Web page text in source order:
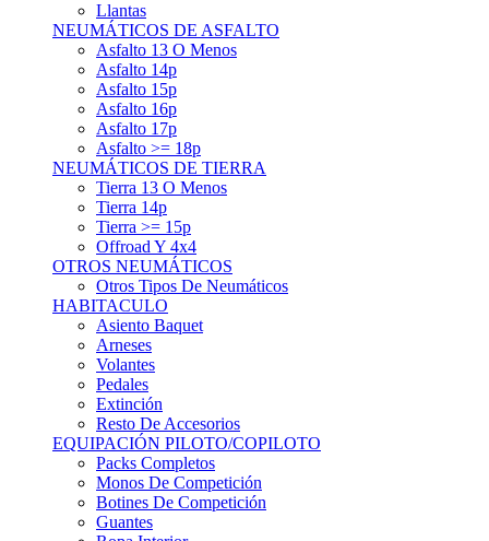
Llantas
NEUMÁTICOS DE ASFALTO
Asfalto 13 O Menos
Asfalto 14p
Asfalto 15p
Asfalto 16p
Asfalto 17p
Asfalto >= 18p
NEUMÁTICOS DE TIERRA
Tierra 13 O Menos
Tierra 14p
Tierra >= 15p
Offroad Y 4x4
OTROS NEUMÁTICOS
Otros Tipos De Neumáticos
HABITACULO
Asiento Baquet
Arneses
Volantes
Pedales
Extinción
Resto De Accesorios
EQUIPACIÓN PILOTO/COPILOTO
Packs Completos
Monos De Competición
Botines De Competición
Guantes